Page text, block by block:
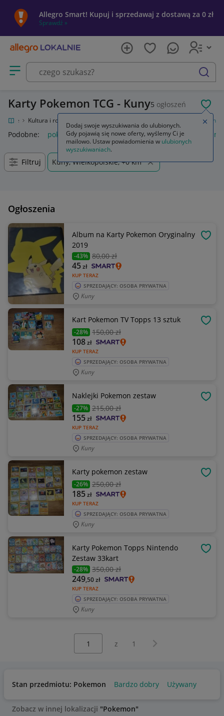
Allegro Smart! Kupuj i sprzedawaj z dostawą za 0 zł
Sprawdź »
Otwórz menu z kategoriami
szukaj
Karty Pokemon TCG - Kuny5 ogłoszeń
Kultura i rozrywka Pokemon
Podobne: pokemon karty pokemon lego pokemon
Filtruj Kuny, Wielkopolskie, +0 km
Ogłoszenia
Album na Karty Pokemon Oryginalny
2019
-43% 80,00 zł
KUP TERAZ
45zł
SPRZEDAJĄCY: OSOBA PRYWATNA
Kuny
Kart Pokemon TV Topps 13 sztuk
-28% 150,00 zł
KUP TERAZ
108zł
SPRZEDAJĄCY: OSOBA PRYWATNA
Kuny
Naklejki Pokemon zestaw
-27% 215,00 zł
KUP TERAZ
155zł
SPRZEDAJĄCY: OSOBA PRYWATNA
Kuny
Karty pokemon zestaw
-26% 250,00 zł
KUP TERAZ
185zł
SPRZEDAJĄCY: OSOBA PRYWATNA
Kuny
Karty Pokemon Topps Nintendo
Zestaw 33kart
-28% 350,00 zł
KUP TERAZ
249,50zł
SPRZEDAJĄCY: OSOBA PRYWATNA
Kuny
z 1 Następna strona
Stan przedmiotu: Pokemon Bardzo dobry Używany
Zobacz w innej lokalizacji "Pokemon"
Dodaj swoje wyszukiwania do ulubionych.
Gdy pojawią się nowe oferty, wyślemy Ci je
mailowo. Ustaw powiadomienia w ulubionych
wyszukiwaniach.